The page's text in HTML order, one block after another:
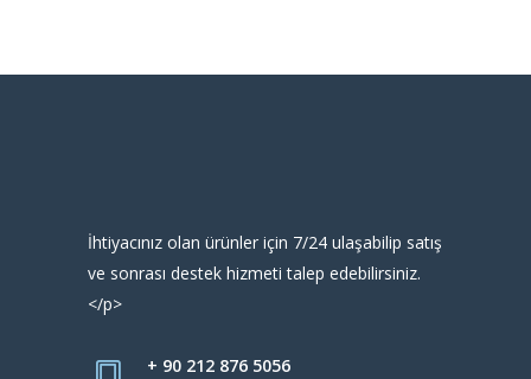
İhtiyacınız olan ürünler için 7/24 ulaşabilip satış
ve sonrası destek hizmeti talep edebilirsiniz.
</p>
+ 90 212 876 5056